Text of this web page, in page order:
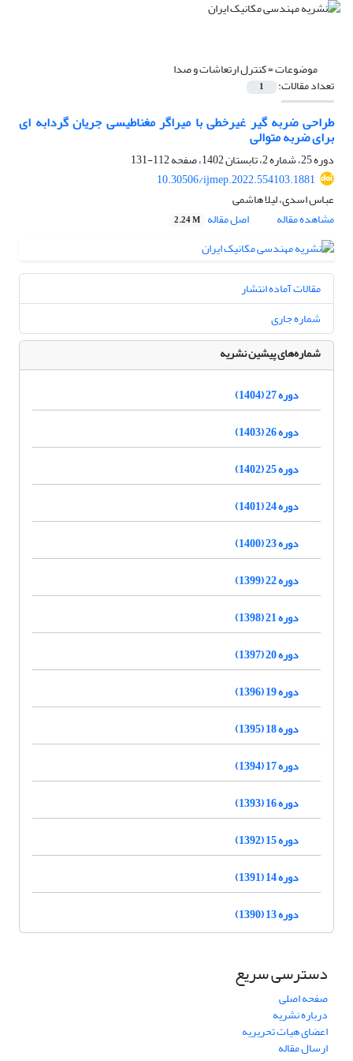
موضوعات =کنترل ارتعاشات و صدا
تعداد مقالات: 1
طراحی ضربه گیر غیرخطی با میراگر مغناطیسی جریان گردابه ای
برای ضربه متوالی
دوره 25، شماره 2، تابستان 1402، صفحه
112-131
10.30506/ijmep.2022.554103.1881
عباس اسدی، لیلا هاشمی
مشاهده مقاله
اصل مقاله 2.24 M
مقالات آماده انتشار
شماره جاری
شماره‌های پیشین نشریه
دوره 27 (1404)
دوره 26 (1403)
دوره 25 (1402)
دوره 24 (1401)
دوره 23 (1400)
دوره 22 (1399)
دوره 21 (1398)
دوره 20 (1397)
دوره 19 (1396)
دوره 18 (1395)
دوره 17 (1394)
دوره 16 (1393)
دوره 15 (1392)
دوره 14 (1391)
دوره 13 (1390)
دسترسی سریع
صفحه اصلی
درباره نشریه
اعضای هیات تحریریه
ارسال مقاله